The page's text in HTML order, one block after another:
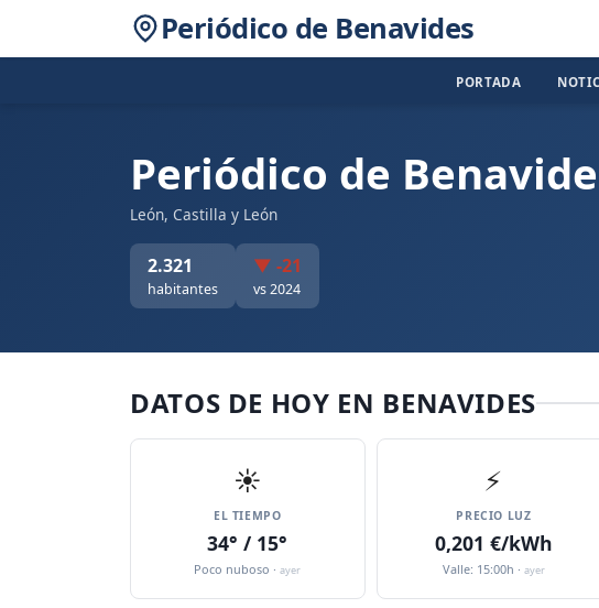
Periódico de Benavides
PORTADA
Periódico de
León, Castilla y León
2.321
habitantes
▼ -21
vs 2024
DATOS DE HOY EN BENAVIDES
☀️
EL TIEMPO
34° / 15°
Poco nuboso ·ayer
⚡
PRECIO LUZ
0,201 €/kWh
Valle: 15:00h · ayer